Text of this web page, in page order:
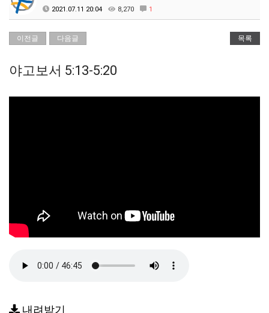
2021.07.11 20:04 8,270 1
이전글 다음글 목록
야고보서 5:13-5:20
내려받기